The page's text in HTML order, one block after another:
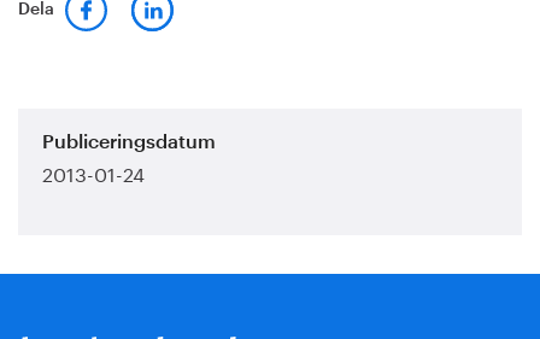
Dela
Publiceringsdatum
2013-01-24